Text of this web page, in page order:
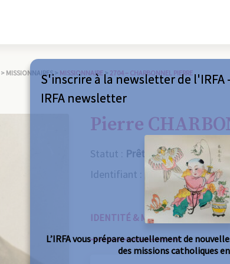
> MISSIONNAIRES > MISSIONNAIRE> 2704 – CHARBONNEL PIERRE
Pierre
Statut : Prêtre
Identifiant : 2704
IDENTITÉ & MISSIONS
S'inscrire à la newsletter de l'IRFA
IRFA newsletter
L’IRFA vous prépare actuellement de
des missions catholiques